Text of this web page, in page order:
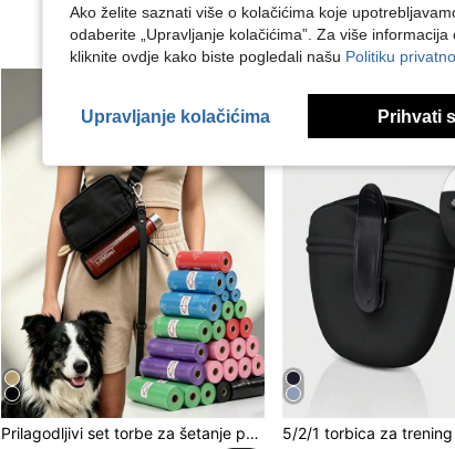
1drugih prodavača
Prilagodljivi set torbe za šetanje psa preko tijela i oko struka, podesivi remen za struk, svakodnevna torba za struk s dozatorom za vrećice za izmet i setom vrećica za otpad, držač za bočicu vode i vrećica za poslastice za pse, prikladno za male, srednje i velike pse, savršeno za šetnje na otvorenom i trening, neizostavno za trenere pasa, multifunkcionalna oprema za šetanje ljubimaca
Ako želite saznati više o kolačićima koje
odaberite „Upravljanje kolačićima”. Za više
kliknite ovdje kako biste pogledali našu Politiku
Upravljanje kolačićima Prihvati